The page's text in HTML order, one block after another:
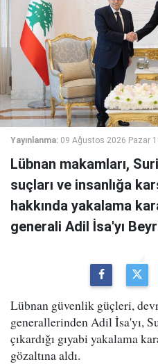
Yayınlanma: 09 Ağustos 2026 Pazar
Lübnan makamları,
suçları ve insanlığa
hakkında yakalama
generali Adil İsa'yı
Lübnan güvenlik güçleri,
generallerinden Adil İsa'yı,
çıkardığı gıyabi yakalama
gözaltına aldı.